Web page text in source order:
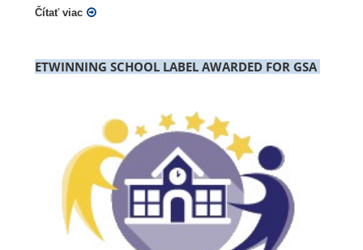
Čítať viac
ETWINNING SCHOOL LABEL AWARDED FOR GSA